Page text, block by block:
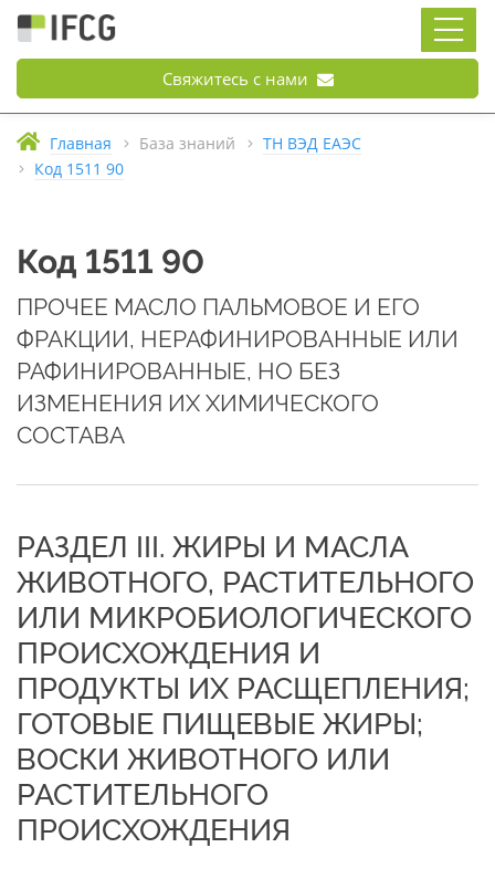
Свяжитесь с нами
Главная База знаний
ТН ВЭД ЕАЭС
Код 1511 90
Код 1511 90
ПРОЧЕЕ МАСЛО ПАЛЬМОВОЕ И ЕГО
ФРАКЦИИ, НЕРАФИНИРОВАННЫЕ ИЛИ
РАФИНИРОВАННЫЕ, НО БЕЗ
ИЗМЕНЕНИЯ ИХ ХИМИЧЕСКОГО
СОСТАВА
РАЗДЕЛ III. ЖИРЫ И МАСЛА
ЖИВОТНОГО, РАСТИТЕЛЬНОГО
ИЛИ МИКРОБИОЛОГИЧЕСКОГО
ПРОИСХОЖДЕНИЯ И
ПРОДУКТЫ ИХ РАСЩЕПЛЕНИЯ;
ГОТОВЫЕ ПИЩЕВЫЕ ЖИРЫ;
ВОСКИ ЖИВОТНОГО ИЛИ
РАСТИТЕЛЬНОГО
ПРОИСХОЖДЕНИЯ